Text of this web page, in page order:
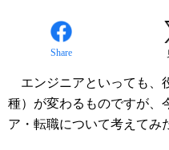
Share
エンジニアといっても、
種）が変わるものですが、
ア・転職について考えてみ